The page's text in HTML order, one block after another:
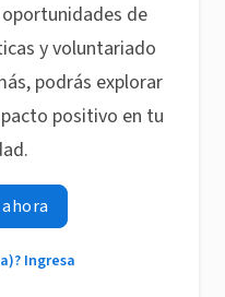
de
y voluntariado
podrás explorar
positivo en tu
Ingresa